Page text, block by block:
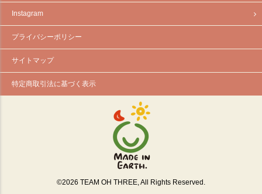
Instagram
プライバシーポリシー
サイトマップ
特定商取引法に基づく表示
©2026 TEAM OH THREE, All Rights Reserved.